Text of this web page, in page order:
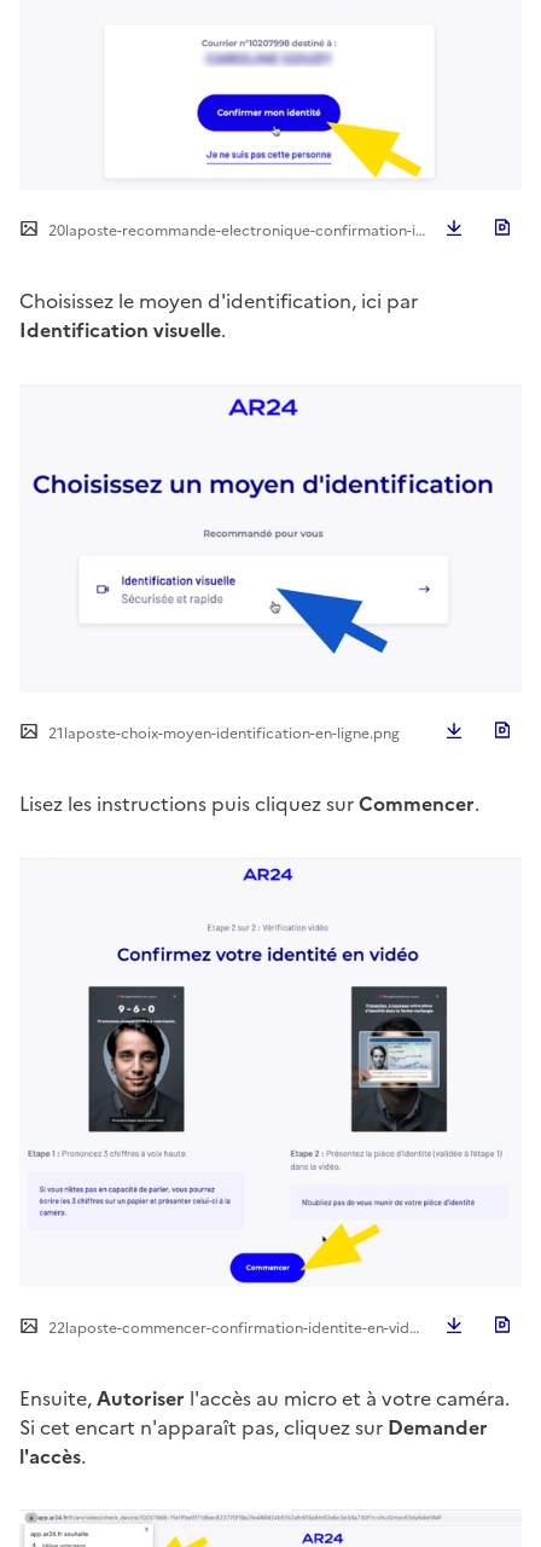
20laposte-recommande-electronique-confirmation-identite.png
Choisissez le moyen d'identification, ici par
Identification visuelle.
21laposte-choix-moyen-identification-en-ligne.png
Lisez les instructions puis cliquez surCommencer.
22laposte-commencer-confirmation-identite-en-video.png
Ensuite,Autoriser l'accès au micro et à votre caméra.
Si cet encart n'apparaît pas, cliquez sur Demander
l'accès.